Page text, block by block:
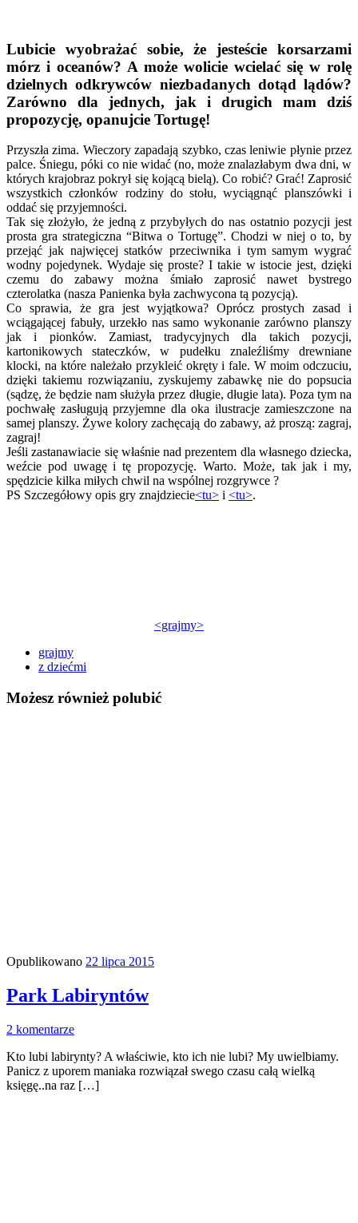
Lubicie wyobrażać sobie, że jesteście korsarzami
mórz i oceanów? A może wolicie wcielać się w rolę
dzielnych odkrywców niezbadanych dotąd lądów?
Zarówno dla jednych, jak i drugich mam dziś
propozycję, opanujcie Tortugę!
Przyszła zima. Wieczory zapadają szybko, czas leniwie płynie przez
palce. Śniegu, póki co nie widać (no, może znalazłabym dwa dni, w
których krajobraz pokrył się kojącą bielą). Co robić? Grać! Zaprosić
wszystkich członków rodziny do stołu, wyciągnąć planszówki i
oddać się przyjemności.
Tak się złożyło, że jedną z przybyłych do nas ostatnio pozycji jest
prosta gra strategiczna “Bitwa o Tortugę”. Chodzi w niej o to, by
przejąć jak najwięcej statków przeciwnika i tym samym wygrać
wodny pojedynek. Wydaje się proste? I takie w istocie jest, dzięki
czemu do zabawy można śmiało zaprosić nawet bystrego
czterolatka (nasza Panienka była zachwycona tą pozycją).
Co sprawia, że gra jest wyjątkowa? Oprócz prostych zasad i
wciągającej fabuły, urzekło nas samo wykonanie zarówno planszy
jak i pionków. Zamiast, tradycyjnych dla takich pozycji,
kartonikowych stateczków, w pudełku znaleźliśmy drewniane
klocki, na które należało przykleić okręty i fale. W moim odczuciu,
dzięki takiemu rozwiązaniu, zyskujemy zabawkę nie do popsucia
(sądzę, że będzie nam służyła przez długie, długie lata). Poza tym na
pochwałę zasługują przyjemne dla oka ilustracje zamieszczone na
samej planszy. Żywe kolory zachęcają do zabawy, aż proszą: zagraj,
zagraj!
Jeśli zastanawiacie się właśnie nad prezentem dla własnego dziecka,
weźcie pod uwagę i tę propozycję. Warto. Może, tak jak i my,
spędzicie kilka miłych chwil na wspólnej rozgrywce ?
PS Szczegółowy opis gry znajdziecie<tu> i <tu>.
<grajmy>
grajmy
z dziećmi
Możesz również polubić
Opublikowano 22 lipca 2015
Park Labiryntów
2 komentarze
Kto lubi labirynty? A właściwie, kto ich nie lubi? My uwielbiamy.
Panicz z uporem maniaka rozwiązał swego czasu całą wielką
księgę..na raz […]